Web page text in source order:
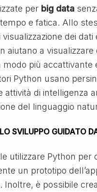
per big data
e fatica. Allo
visualizzazione dei dati
aiutano a visualizzare
modo più accattivante
Python usano
attività di intelligenza
del linguaggio
SVILUPPO GUIDATO
utilizzare Python per
un prototipo
Inoltre, è possibile